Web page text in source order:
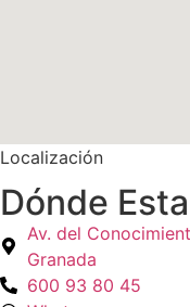
Localización
Dónde
Av. del
Granada
600 93 80 45